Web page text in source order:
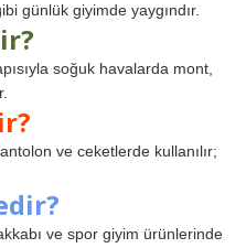
günlük giyimde yaygındır.
soğuk havalarda mont,
ve ceketlerde kullanılır;
ve spor giyim ürünlerinde